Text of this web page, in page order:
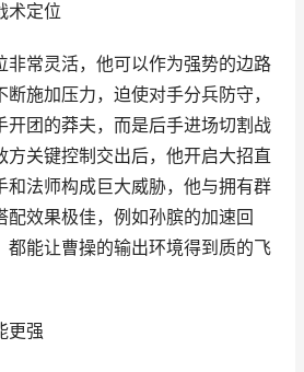
术定位
非常灵活，他可以作为强势的边路
施加压力，迫使对手分兵防守，
开团的莽夫，而是后手进场切割战
方关键控制交出后，他开启大招直
和法师构成巨大威胁，他与拥有群
配效果极佳，例如孙膑的加速回
都能让曹操的输出环境得到质的飞
更强